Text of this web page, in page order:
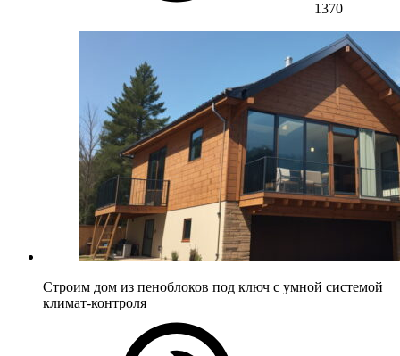
1370
Строим дом из пеноблоков под ключ с умной системой
климат-контроля